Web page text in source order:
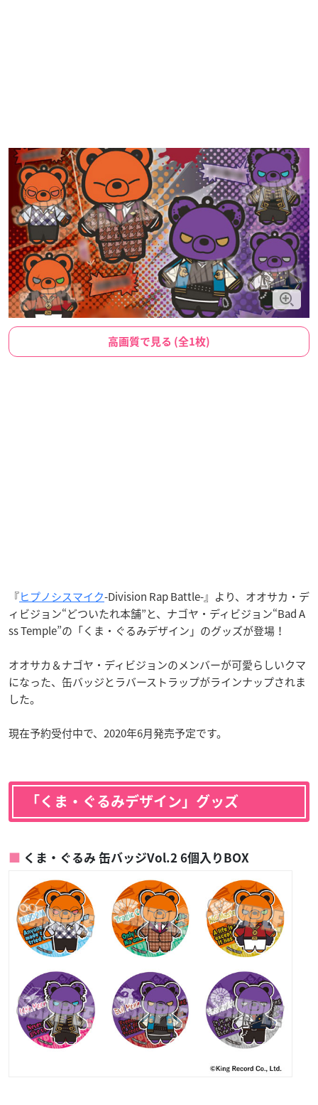
高画質で見る (全1枚)
『ヒプノシスマイク-Division Rap Battle-』より、オオサカ・デ
ィビジョン“どついたれ本舗”と、ナゴヤ・ディビジョン“Bad A
ss Temple”の「くま・ぐるみデザイン」のグッズが登場！
オオサカ＆ナゴヤ・ディビジョンのメンバーが可愛らしいクマ
になった、缶バッジとラバーストラップがラインナップされま
した。
現在予約受付中で、2020年6月発売予定です。
「くま・ぐるみデザイン」グッズ
くま・ぐるみ 缶バッジVol.2 6個入りBOX